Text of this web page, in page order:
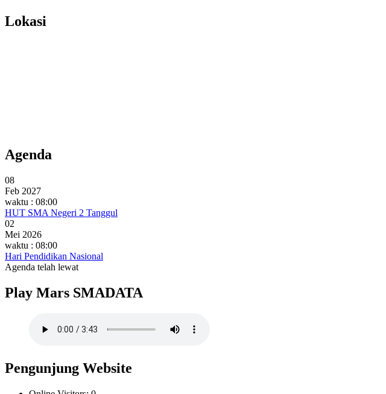
Lokasi
Agenda
08
Feb 2027
waktu : 08:00
HUT SMA Negeri 2 Tanggul
02
Mei 2026
waktu : 08:00
Hari Pendidikan Nasional
Agenda telah lewat
Play Mars SMADATA
Pengunjung Website